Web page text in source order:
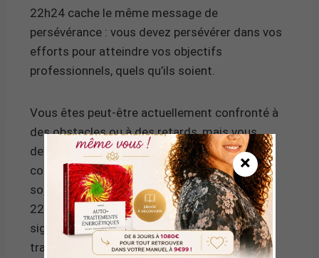
22h24 cache le même message de
persévérance : vous devez persévérer dans vos
efforts pour atteindre vos objectifs
professionnels, quels qu’ils soient.
Vous êtes peut-être actuellement confronté à
des obstacles ou à des retards, mais vous
devez rester concentré sur votre travail et
continuer à mettre en place une organisation
solide pour atteindre vos buts. L’heure miroir
22h24 est aussi liée aux partenariats, ce qui
signifie que vous pourriez être amené à
travailler en collaboration avec vos collègues
×